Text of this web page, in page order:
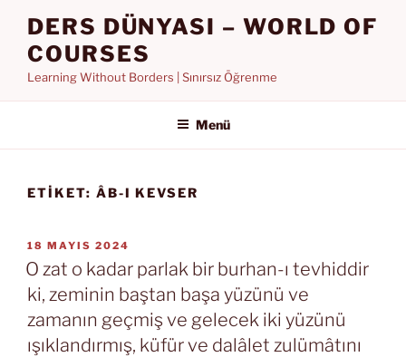
DERS DÜNYASI – WORLD OF
COURSES
Learning Without Borders | Sınırsız Öğrenme
Menü
ETIKET: ÂB-I KEVSER
YAYIM
TARIHI
18 MAYIS 2024
O zat o kadar parlak bir burhan-ı tevhiddir
ki, zeminin baştan başa yüzünü ve
zamanın geçmiş ve gelecek iki yüzünü
ışıklandırmış, küfür ve dalâlet zulümâtını